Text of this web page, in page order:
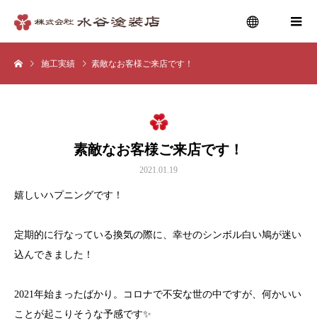
施工実績 素敵なお客様ご来店です！
素敵なお客様ご来店です！
2021.01.19
嬉しいハプニングです！
定期的に行なっている換気の際に、幸せのシンボル白い鳩が迷い
込んできました！
2021年始まったばかり。コロナで不安な世の中ですが、何かいい
ことが起こりそうな予感です✨